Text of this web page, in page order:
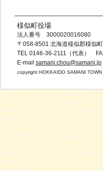
様似町役場
法人番号 3000020016080
〒058-8501 北海道様似郡様似
TEL 0146-36-2111（代表）
E-mail samani.chou@samani.jp
copyright HOKKAIDO SAMANI TOWN